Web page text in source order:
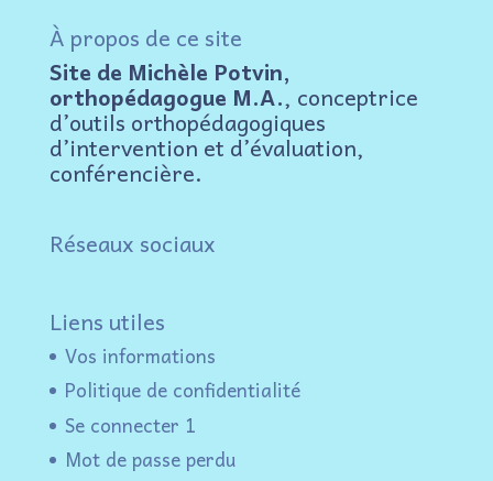
À propos de ce site
Site de Michèle Potvin,
orthopédagogue M.A., conceptrice
d’outils orthopédagogiques
d’intervention et d’évaluation,
conférencière.
Réseaux sociaux
Liens utiles
Vos informations
Politique de confidentialité
Se connecter 1
Mot de passe perdu